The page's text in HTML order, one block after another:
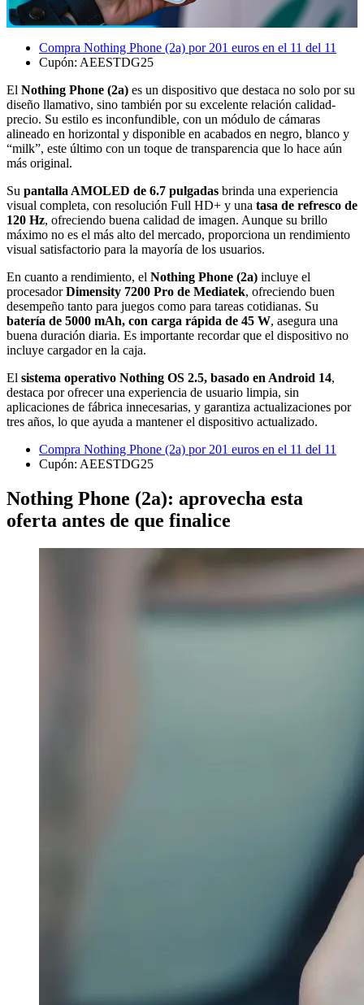
Compra Nothing Phone (2a) por 201 euros en el 11 del 11
Cupón: AEESTDG25
El Nothing Phone (2a) es un dispositivo que destaca no solo por su
diseño llamativo, sino también por su excelente relación calidad-
precio. Su estilo es inconfundible, con un módulo de cámaras
alineado en horizontal y disponible en acabados en negro, blanco y
“milk”, este último con un toque de transparencia que lo hace aún
más original.
Su pantalla AMOLED de 6.7 pulgadas brinda una experiencia
visual completa, con resolución Full HD+ y una tasa de refresco de
120 Hz, ofreciendo buena calidad de imagen. Aunque su brillo
máximo no es el más alto del mercado, proporciona un rendimiento
visual satisfactorio para la mayoría de los usuarios.
En cuanto a rendimiento, el Nothing Phone (2a) incluye el
procesadorDimensity 7200 Pro de Mediatek, ofreciendo buen
desempeño tanto para juegos como para tareas cotidianas. Su
batería de 5000 mAh, con carga rápida de 45 W, asegura una
buena duración diaria. Es importante recordar que el dispositivo no
incluye cargador en la caja.
El sistema operativo Nothing OS 2.5, basado en Android 14,
destaca por ofrecer una experiencia de usuario limpia, sin
aplicaciones de fábrica innecesarias, y garantiza actualizaciones por
tres años, lo que ayuda a mantener el dispositivo actualizado.
Compra Nothing Phone (2a) por 201 euros en el 11 del 11
Cupón: AEESTDG25
Nothing Phone (2a): aprovecha esta
oferta antes de que finalice